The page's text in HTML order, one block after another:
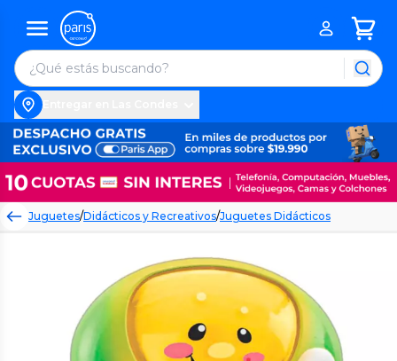
Juguetes/Didácticos y Recreativos/Juguetes Didácticos